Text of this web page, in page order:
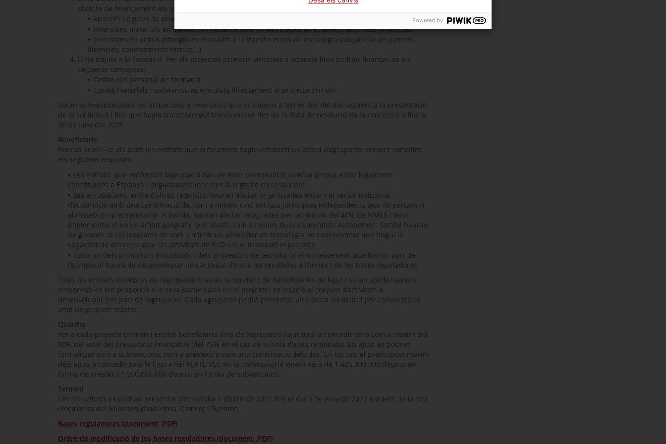
objecte de finançament els següents conceptes:
Aparells i equips de producció.
Inversions materials en edificació i instal·lacions no vinculades directament al procés productiu.
Inversions en actius intangibles vinculats a la transferència de tecnologia (adquisició de patents,
llicències, coneixements tècnics...).
Línia d’ajuts a la formació. Per als projectes primaris vinculats a aquesta línia podran finançar-se els
següents conceptes:
Costos del personal de formació.
Costos materials i subministres vinculats directament al projecte primari.
Seran subvencionables les actuacions o inversions que es duguin a terme des del dia següent a la presentació
de la sol·licitud i fins que hagin transcorregut trenta mesos des de la data de resolució de la concessió o fins al
30 de juny del 2025.
Beneficiaris
Podran acollir-se als ajuts les entitats que prèviament hagin establert un acord d’agrupació, sempre complint
els següents requisits:
Les entitats que conformin l’agrupació han de tenir personalitat jurídica pròpia, estar legalment
constituïdes a Espanya i degudament inscrites al registre corresponent.
Les agrupacions, entre d’altres requisits, hauran d’estar organitzades entorn al sector industrial
d’automoció amb una combinació de, com a mínim, cinc entitats jurídiques independents que no pertanyin
al mateix grup empresarial. A banda, hauran d’estar integrades per un mínim del 40% de PIMES i tenir
implementació en un àmbit geogràfic que abasti, com a mínim, dues Comunitats Autònomes. També hauran
de garantir la col·laboració de com a mínim un proveïdor de tecnologia i/o coneixement que tingui la
capacitat de desenvolupar les activitats de R+D+I que incorpori el projecte.
Cada un dels promotors industrials i dels proveïdors de tecnologia i/o coneixement que formin part de
l’agrupació haurà de desenvolupar una activitat d’entre les recollides a l’Annex I de les bases reguladores.
Totes les entitats membres de l’agrupació tindran la condició de beneficiaries de l’ajut i seran solidàriament
responsables (en proporció a la seva participació en el projecte) en relació al conjunt d’activitats a
desenvolupar per part de l’agrupació. Cada agrupació podrà presentar una única sol·licitud per convocatòria
amb un projecte tractor.
Quantia
Per a cada projecte primari i entitat beneficiaria dins de l’agrupació l’ajut total a concedir serà com a màxim del
80% del total del pressupost finançable (del 75% en el cas de la línia d’ajuts regionals). Els ajuts es podran
formalitzar com a subvencions, com a préstecs o com una combinació dels dos. En tot cas, el pressupost màxim
dels ajuts a concedir sota la figura del PERTE VEC en la convocatòria vigent serà de 1.425.000.000 d’euros en
forma de préstec i 1.550.000.000 d’euros en forma de subvencions.
Termini
Les sol·licituds es podran presentar des del dia 1 d’abril de 2022 fins el dia 3 de juny de 2022 a través de la seu
electrònica del Ministeri d’Indústria, Comerç i Turisme.
Bases reguladores (document .PDF)
Ordre de modificació de les bases reguladores (document .PDF)
Powered by